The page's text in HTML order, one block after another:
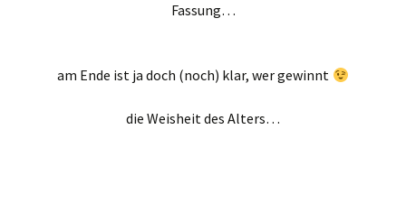
Fassung…
am Ende ist ja doch (noch) klar, wer gewinnt
die Weisheit des Alters…